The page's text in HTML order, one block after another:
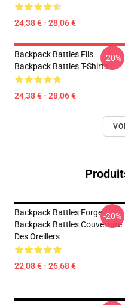
24,38 € - 28,06 €
Backpack Battles Fils
Backpack Battles T-Shirts
24,38 € - 28,06 €
-20%
Backpack Battles Forge
Backpack Battles Couverture
Des Oreillers
22,08 € - 26,68 €
-20%